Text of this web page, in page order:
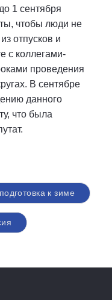
1 сентября
чтобы люди не
отпусков и
с коллегами-
проведения
В сентябре
данного
что была
к зиме